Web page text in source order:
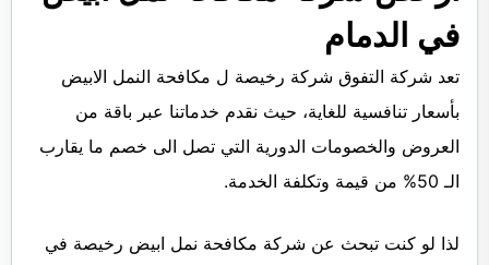
في الدمام
تعد شركة التفوق شركة رخيصة ل مكافحة النمل الابيض
بأسعار تنافسية للغاية، حيث نقدم خدماتنا عبر باقة من
العروض والخصومات الدورية التي تصل الى خصم ما يقارب
الـ 50% من قيمة وتكلفة الخدمة.
لذا لو كنت تبحث عن شركة مكافحة نمل ابيض رخيصة في